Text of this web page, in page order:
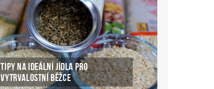
TIPY NA IDEÁLNÍ JÍDLA PRO
VYTRVALOSTNÍ BĚŽCE